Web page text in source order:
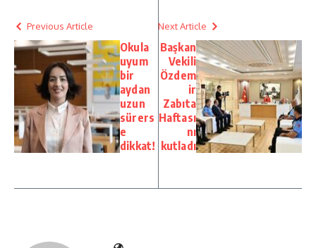
Previous Article
Okula
uyum
bir
aydan
uzun
sürers
e
dikkat!
Next Article
Başkan
Vekili
Özdem
ir
Zabıta
Haftası
nı
kutladı